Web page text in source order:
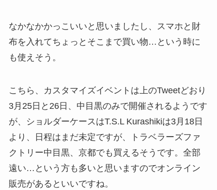
なかなかかっこいいと思いましたし、スマホと財
布を入れてちょっとそこまで買い物…という時に
も使えそう。
こちら、カスタマイズイベントは上のTweetどおり
3月25日と26日、中目黒のみで開催されるようです
が、ショルダーケースはT.S.L Kurashikiは3月18日
より、日程はまだ未定ですが、トラベラーズファ
クトリー中目黒、京都でも買えるそうです。全部
遠い…という方も多いと思いますのでオンライン
販売があるといいですね。